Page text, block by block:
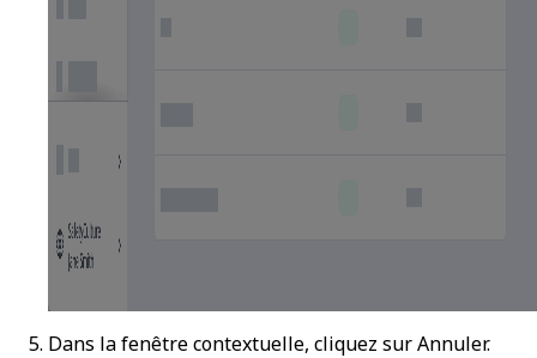
Dans la fenêtre contextuelle, cliquez surAnnuler.